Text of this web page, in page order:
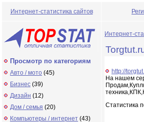
Интернет-статистика сайтов
Просмотр по категориям
Авто / мото (45)
Бизнес (39)
Дизайн (12)
Дом / семья (20)
Компьютеры / интернет (43)
Интернет-
http://
На нашем
Статистика